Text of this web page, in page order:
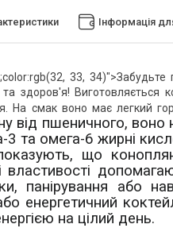
Інформація
33,
та здоров'я!
На смак воно має легкий
від пшеничного,
3 та омега-6 жирні
що
властивості
панірування або
енергетичний
на цілий день.